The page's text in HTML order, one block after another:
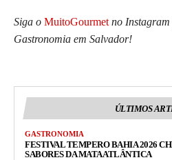
Siga o MuitoGourmet no
Gastronomia em Salvador!
ÚLTIMOS
GASTRONOMIA
FESTIVAL TEMPERO BAHIA 2026
SABORES DA MATA ATLÂNTICA